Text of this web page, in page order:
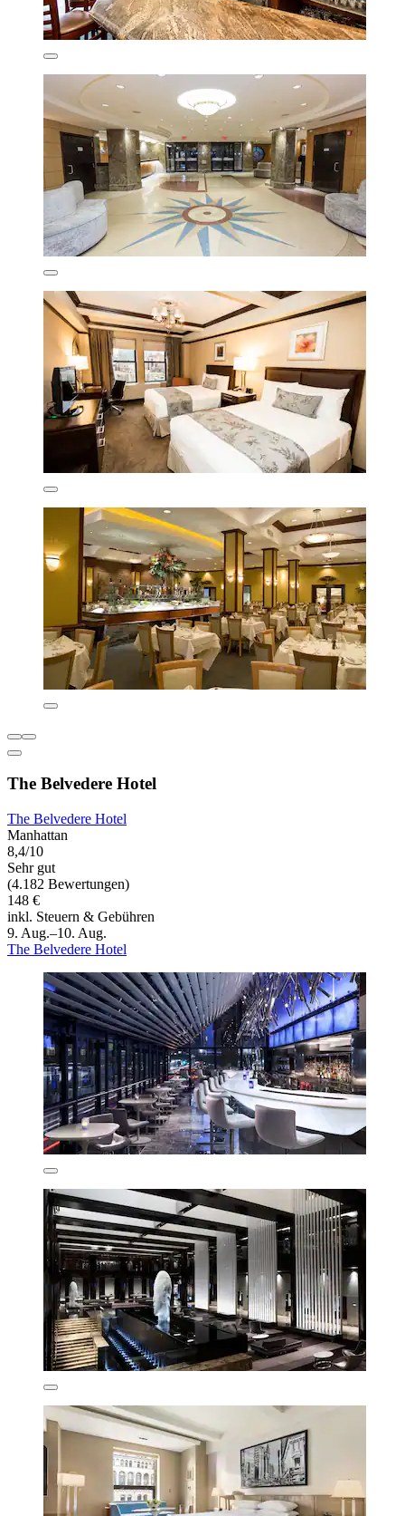
The Belvedere Hotel
The Belvedere Hotel
Manhattan
8,4/10
Sehr gut
(4.182 Bewertungen)
148 €
inkl. Steuern & Gebühren
9. Aug.–10. Aug.
The Belvedere Hotel